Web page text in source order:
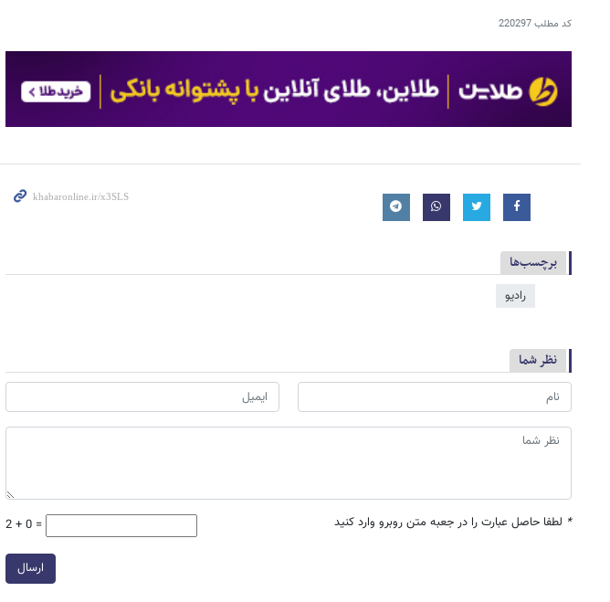
کد مطلب220297
برچسب‌ها
رادیو
نظر شما
* لطفا حاصل عبارت را در جعبه متن روبرو وارد کنید 2 + 0 =
ارسال